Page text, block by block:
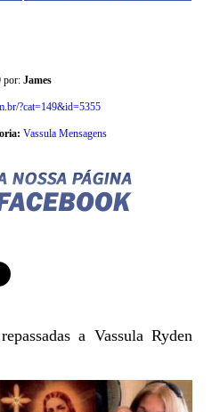
por: James
?cat=149&id=5355
Vassula Mensagens
a Vassula Ryden